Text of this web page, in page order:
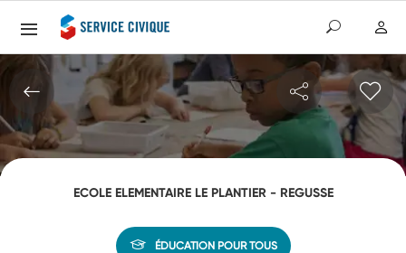
ECOLE ELEMENTAIRE LE PLANTIER - REGUSSE
ÉDUCATION POUR TOUS